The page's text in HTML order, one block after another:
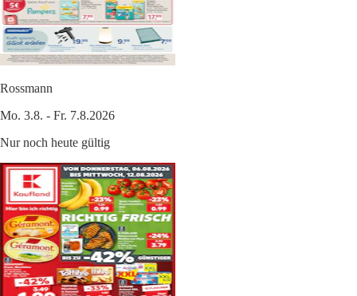
Rossmann
Mo. 3.8. - Fr. 7.8.2026
Nur noch heute gültig